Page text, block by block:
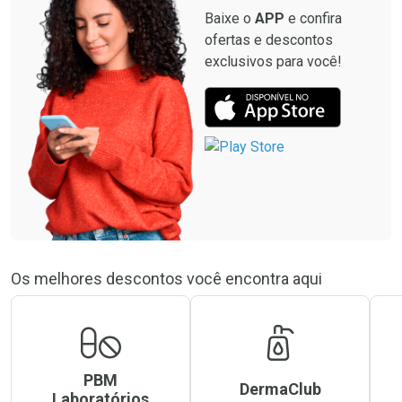
Baixe o APP e confira
ofertas e descontos
exclusivos para você!
Os melhores descontos você encontra aqui
PBM
DermaClub